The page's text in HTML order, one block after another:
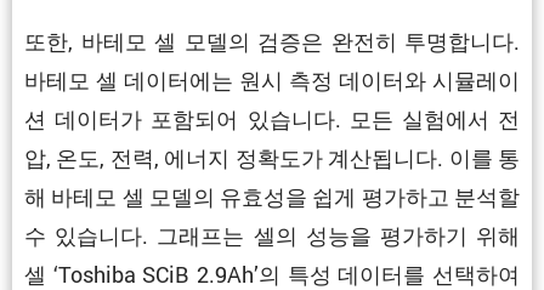
또한, 바테모 셀 모델의 검증은 완전히 투명합니다.
바테모 셀 데이터에는 원시 측정 데이터와 시뮬레이
션 데이터가 포함되어 있습니다. 모든 실험에서 전
압, 온도, 전력, 에너지 정확도가 계산됩니다. 이를 통
해 바테모 셀 모델의 유효성을 쉽게 평가하고 분석할
수 있습니다. 그래프는 셀의 성능을 평가하기 위해
셀 ‘Toshiba SCiB 2.9Ah’의 특성 데이터를 선택하여